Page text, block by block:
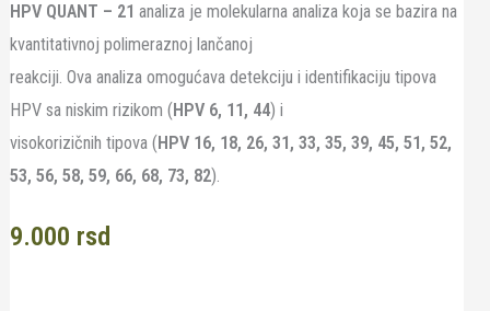
HPV QUANT – 21 analiza je molekularna analiza koja se bazira na
kvantitativnoj polimeraznoj lančanoj
reakciji. Ova analiza omogućava detekciju i identifikaciju tipova
HPV sa niskim rizikom ( HPV 6, 11, 44) i
visokorizičnih tipova ( HPV 16, 18, 26, 31, 33, 35, 39, 45, 51, 52,
53, 56, 58, 59, 66, 68, 73, 82).
9.000 rsd